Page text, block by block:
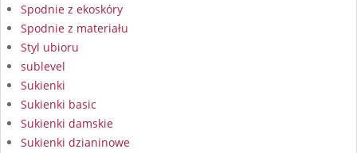
Spodnie z ekoskóry
Spodnie z materiału
Styl ubioru
sublevel
Sukienki
Sukienki basic
Sukienki damskie
Sukienki dzianinowe